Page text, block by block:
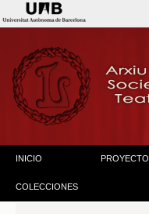
INICIO PROYECTO
COLECCIONES